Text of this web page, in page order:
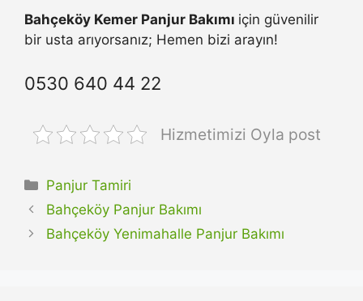
Bahçeköy Kemer Panjur Bakımı için güvenilir
bir usta arıyorsanız; Hemen bizi arayın!
0530 640 44 22
Hizmetimizi Oyla post
Kategoriler
Panjur Tamiri
Bahçeköy Panjur Bakımı
Bahçeköy Yenimahalle Panjur Bakımı